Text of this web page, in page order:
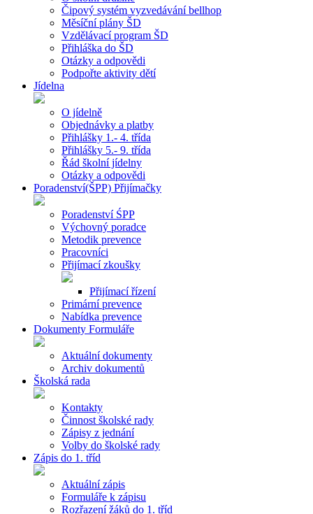
Čipový systém vyzvedávání bellhop
Měsíční plány ŠD
Vzdělávací program ŠD
Přihláška do ŠD
Otázky a odpovědi
Podpořte aktivity dětí
Jídelna
O jídelně
Objednávky a platby
Přihlášky 1.- 4. třída
Přihlášky 5.- 9. třída
Řád školní jídelny
Otázky a odpovědi
Poradenství(ŠPP) Přijímačky
Poradenství ŚPP
Výchovný poradce
Metodik prevence
Pracovníci
Přijímací zkoušky
Přijímací řízení
Primární prevence
Nabídka prevence
Dokumenty Formuláře
Aktuální dokumenty
Archiv dokumentů
Školská rada
Kontakty
Činnost školské rady
Zápisy z jednání
Volby do školské rady
Zápis do 1. tříd
Aktuální zápis
Formuláře k zápisu
Rozřazení žáků do 1. tříd